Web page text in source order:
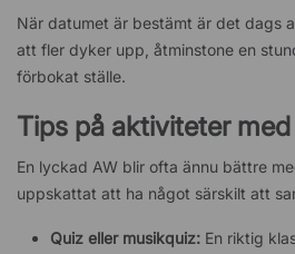
När datumet är bestämt är det dags
att fler dyker upp, åtminstone en
förbokat ställe.
Tips på aktiviteter
En lyckad AW blir ofta ännu bättre
uppskattat att ha något särskilt att
Quiz eller musikquiz: En riktig